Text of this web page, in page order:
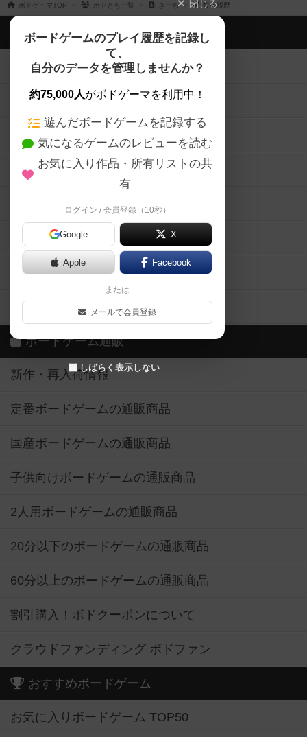
ボドゲーマTOP ボドとも一覧 きーち 投稿履歴
閉じる
ボードゲームのプレイ履歴を記録し
て、
自分のデータを管理しませんか？
約75,000人がボドゲーマを利用中！
遊んだボードゲームを記録する
気になるゲームのレビューを読む
お気に入り作品・所有リストの共
有
ログイン / 会員登録（10秒）
Google X
Apple Facebook
または
メールで会員登録
しばらく表示しない
ボドゲーマTOP
ボードゲームを検索する
ボードゲームの新着レビュー
ボードゲーム会情報
メカニクス特集
掲示板・トピックス
ボドとも・会員一覧
ボードゲーム業界コラム
ボドゲーマご利用案内
ボードゲーム通販
新作・再入荷情報
定番ボードゲームの通販商品
国産ボードゲームの通販商品
子供向けボードゲームの通販商品
2人用ボードゲームの通販商品
20分以下のボードゲームの通販商品
60分以上のボードゲームの通販商品
割引購入！ボドクーポンについて
クラウドファンディング ボドファン
おすすめボードゲーム
お気に入りボードゲーム TOP50